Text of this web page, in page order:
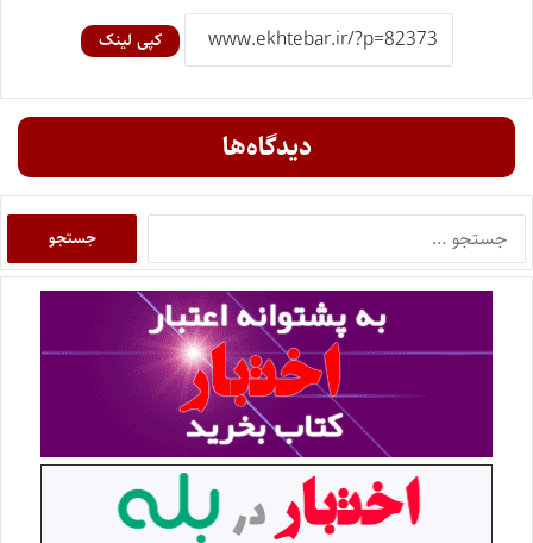
کپی لینک
دیدگاه‌ها